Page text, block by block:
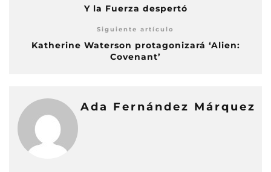
Y la Fuerza despertó
Siguiente artículo
Katherine Waterson protagonizará ‘Alien:
Covenant’
Ada Fernández Márquez